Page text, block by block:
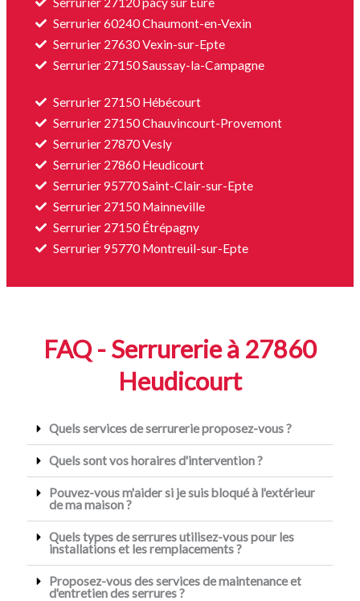
Serrurier 60240 Chaumont-en-Vexin
Serrurier 27630 Vexin-sur-Epte
Serrurier 27150 Saussay-la-Campagne
Serrurier 27150 Hébécourt
Serrurier 27150 Chauvincourt-Provemont
Serrurier 27870 Vesly
Serrurier 27860 Heudicourt
Serrurier 95770 Saint-Clair-sur-Epte
Serrurier 27150 Mainneville
Serrurier 27150 Étrépagny
Serrurier 95770 Montreuil-sur-Epte
FAQ - Serrurerie à 27860
Heudicourt
Quels services de serrurerie proposez-vous ?
Quels sont vos horaires d'intervention ?
Pouvez-vous m'aider si je suis bloqué à l'extérieur
de ma maison ?
Quels types de serrures utilisez-vous pour les
installations et les remplacements ?
Proposez-vous des services de maintenance et
d'entretien des serrures ?